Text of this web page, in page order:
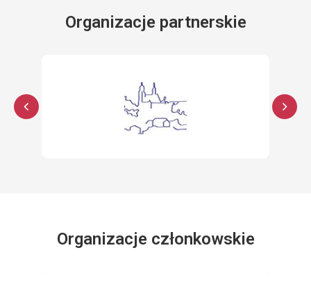
Organizacje partnerskie
Organizacje członkowskie